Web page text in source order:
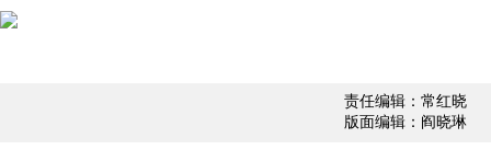
责任编辑：常红晓
版面编辑：阎晓琳